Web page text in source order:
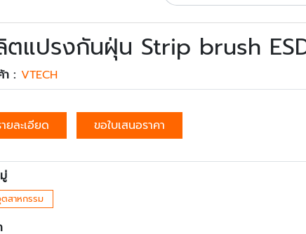
แปรงกันฝุ่น Strip brush
: VTECH
ยละเอียด ขอใบเสนอราคา
สาหกรรม